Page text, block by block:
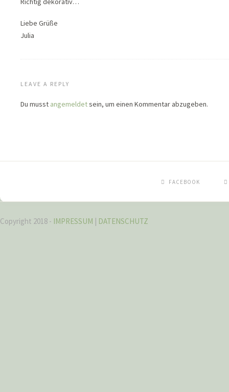
Liebe Grüße
Julia
LEAVE A REPLY
Du musst angemeldetsein, um einen Kommentar abzugeben.
FACEBOOK
Copyright 2018 - IMPRESSUM | DATENSCHUTZ